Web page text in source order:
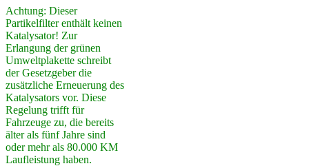
Achtung: Dieser
Partikelfilter enthält keinen
Katalysator! Zur
Erlangung der grünen
Umweltplakette schreibt
der Gesetzgeber die
zusätzliche Erneuerung des
Katalysators vor. Diese
Regelung trifft für
Fahrzeuge zu, die bereits
älter als fünf Jahre sind
oder mehr als 80.000 KM
Laufleistung haben.